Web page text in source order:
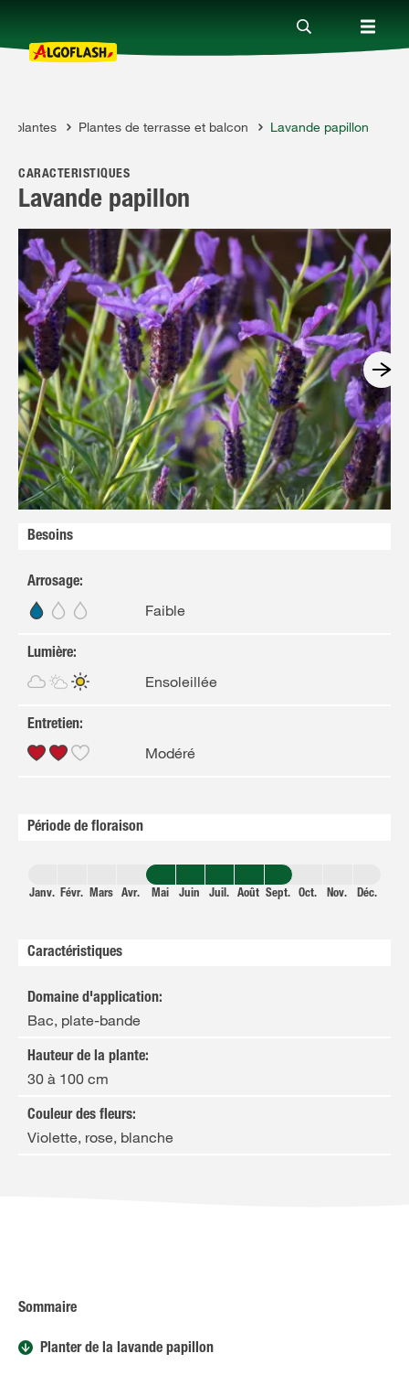
Nos produits
Conseils
Thèmes
Qui sommes-nous ?
Promotions
plantes Plantes de terrasse et balcon Lavande papillon
CARACTÉRISTIQUES
Lavande papillon
Besoins
Arrosage:
Faible
Lumière:
Ensoleillée
Entretien:
Modéré
Période de floraison
Janv. Févr. Mars Avr. Mai Juin Juil. Août Sept. Oct. Nov. Déc.
Caractéristiques
Domaine d'application:
Bac, plate-bande
Hauteur de la plante:
30 à 100 cm
Couleur des fleurs:
Violette, rose, blanche
Sommaire
Planter de la lavande papillon